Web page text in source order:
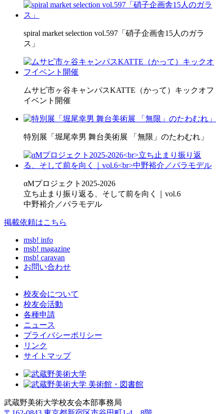
spiral market selection vol.597「硝子企画舎15人のガラ
ス」
ムサビ市ヶ谷キャンパスKATTE（かって）キックオフ
イベント開催
特別展「堀尾幸男 舞台美術展 「無限」のたわむれ」
αMプロジェクト2025-2026
立ち止まり振り返る、そして前を向く｜vol.6
中野裕介／パラモデル
掲載依頼はこちら
msb! info
msb! magazine
msb! caravan
お問い合わせ
校友会について
校友会活動
各種申請
ニュース
プライバシーポリシー
リンク
サイトマップ
武蔵野美術大学校友会本部事務局